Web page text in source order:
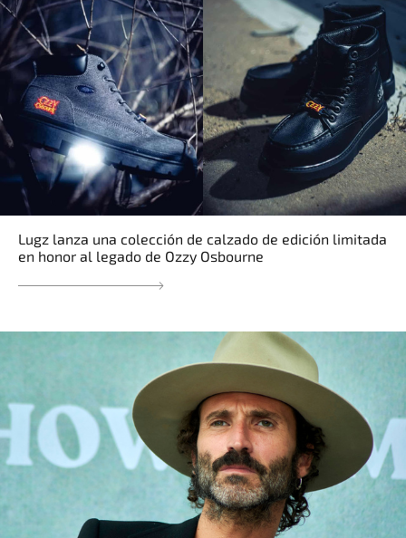
Lugz lanza una colección de calzado de edición limitada
en honor al legado de Ozzy Osbourne